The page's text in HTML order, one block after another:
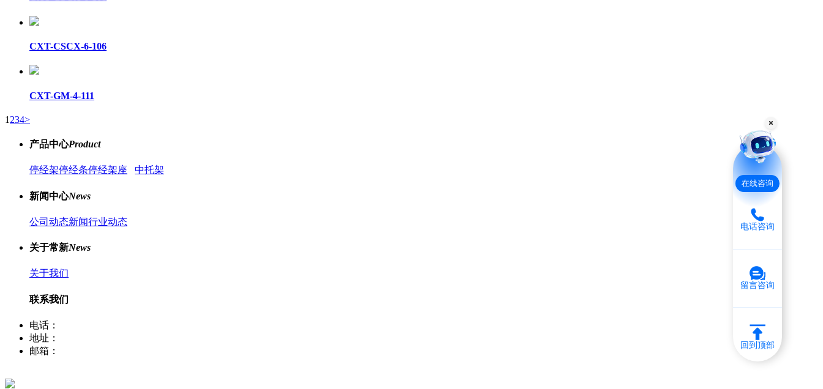
CXT-CSCX-6-106
CXT-GM-4-111
1 234>
产品中心Product
停经架停经条停经架座 中托架
新闻中心News
公司动态新闻行业动态
关于常新News
关于我们
联系我们
电话：
地址：
邮箱：
在线咨询
电话咨询
留言咨询
回到顶部